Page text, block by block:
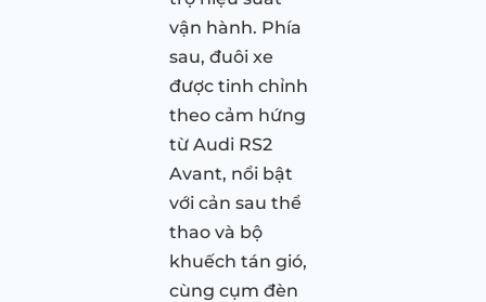
vận hành. Phía
sau, đuôi xe
được tinh chỉnh
theo cảm hứng
từ Audi RS2
Avant, nổi bật
với cản sau thể
thao và bộ
khuếch tán gió,
cùng cụm đèn